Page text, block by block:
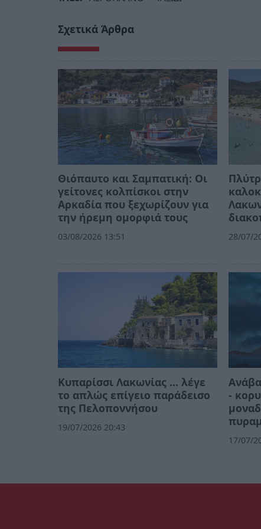
Σχετικά Άρθρα
Θιόπαυτο και Σαμπατική: Οι
γείτονες κολπίσκοι στην
Αρκαδία που ξεχωρίζουν για
την ήρεμη ομορφιά τους
03/08/2026 13:51 28/07/
Κυπαρίσσι Λακωνίας … λέγε
το απλώς επίγειο παράδεισο
της Πελοποννήσου
19/07/2026 20:43
-
17/07/